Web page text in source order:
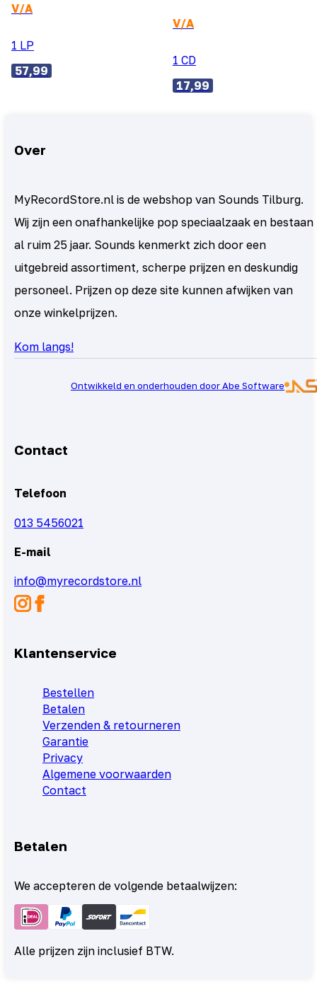
V/A
1 LP
57,99
V/A
1 CD
17,99
Over
MyRecordStore.nl is de webshop van Sounds Tilburg.
Wij zijn een onafhankelijke pop speciaalzaak en bestaan
al ruim 25 jaar. Sounds kenmerkt zich door een
uitgebreid assortiment, scherpe prijzen en deskundig
personeel. Prijzen op deze site kunnen afwijken van
onze winkelprijzen.
Kom langs!
Ontwikkeld en onderhouden door Abe Software
Contact
Telefoon
013 5456021
E-mail
info@myrecordstore.nl
Klantenservice
Bestellen
Betalen
Verzenden & retourneren
Garantie
Privacy
Algemene voorwaarden
Contact
Betalen
We accepteren de volgende betaalwijzen:
Alle prijzen zijn inclusief BTW.